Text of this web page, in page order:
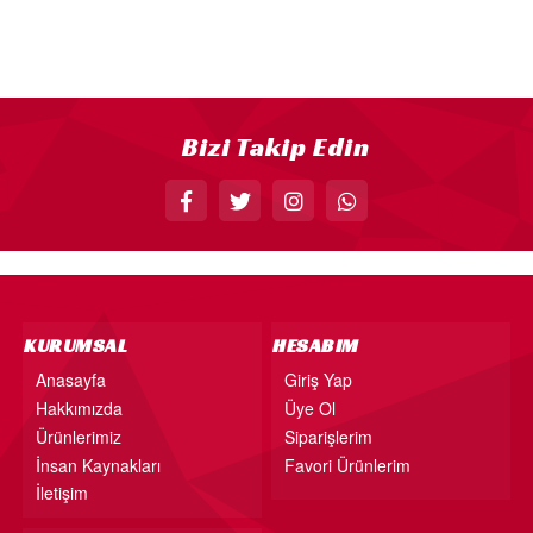
40” FOLYO BALON
PLEKSİ ÜRÜNLER
Bizi Takip Edin
KURUMSAL
Anasayfa
Hakkımızda
Ürünlerimiz
İnsan Kaynakları
İletişim
HESABIM
Giriş Yap
Üye Ol
Siparişlerim
Favori Ürünlerim